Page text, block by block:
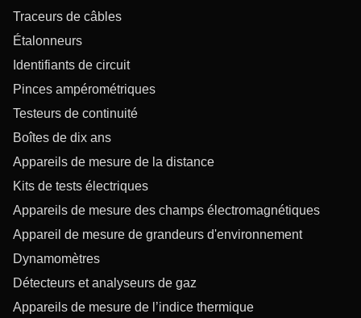
Traceurs de câbles
Étalonneurs
Identifiants de circuit
Pinces ampérométriques
Testeurs de continuité
Boîtes de dix ans
Appareils de mesure de la distance
Kits de tests électriques
Appareils de mesure des champs électromagnétiques
Appareil de mesure de grandeurs d'environnement
Dynamomètres
Détecteurs et analyseurs de gaz
Appareils de mesure de l’indice thermique